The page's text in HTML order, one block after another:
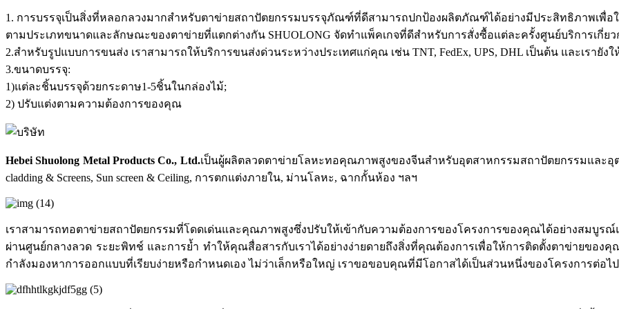
1. การบรรจุเป็นสิ่งที่หลอกลวงมากสำหรับตาข่ายสถาปัตยกรรมบรรจุภัณฑ์ที่ดีสามารถปกป้องผลิตภัณฑ์ได้อย่างมีประสิทธิภาพเพื่อ
ตามประเภทขนาดและลักษณะของตาข่ายที่แตกต่างกัน SHUOLONG จัดทำแพ็คเกจที่ดีสำหรับการสั่งซื้อแต่ละครั้งศูนย์บริการเกี่ย
2.สำหรับรูปแบบการขนส่ง เราสามารถให้บริการขนส่งด่วนระหว่างประเทศแก่คุณ เช่น TNT, FedEx, UPS, DHL เป็นต้น และเรายั
3.ขนาดบรรจุ:
1)แต่ละชิ้นบรรจุด้วยกระดาษ1-5ชิ้นในกล่องไม้;
2) ปรับแต่งตามความต้องการของคุณ
Hebei Shuolong Metal Products Co., Ltd.เป็นผู้ผลิตลวดตาข่ายโลหะทอคุณภาพสูงของจีนสำหรับอุตสาหกรรมสถาปัตยกรรมและอุตส
cladding & Screens, Sun screen & Ceiling, การตกแต่งภายใน, ม่านโลหะ, ฉากกั้นห้อง ฯลฯ
เราสามารถทอตาข่ายสถาปัตยกรรมที่โดดเด่นและคุณภาพสูงซึ่งปรับให้เข้ากับความต้องการของโครงการของคุณได้อย่างสมบูร
ผ่านศูนย์กลางลวด ระยะพิทช์ และการย้ำ ทำให้คุณสื่อสารกับเราได้อย่างง่ายดายถึงสิ่งที่คุณต้องการเพื่อให้การติดตั้งตาข่ายขอ
กำลังมองหาการออกแบบที่เรียบง่ายหรือกำหนดเอง ไม่ว่าเล็กหรือใหญ่ เราขอขอบคุณที่มีโอกาสได้เป็นส่วนหนึ่งของโครงการต่อ